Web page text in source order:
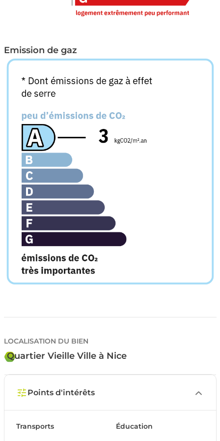
Emission de gaz
LOCALISATION DU BIEN
Quartier Vieille Ville à Nice
Points d'intérêts
Transports Éducation